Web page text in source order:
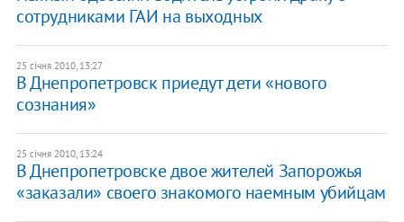
сотрудниками ГАИ на выходных
25 січня 2010, 13:27
В Днепропетровск приедут дети «нового
сознания»
25 січня 2010, 13:24
В Днепропетровске двое жителей Запорожья
«заказали» своего знакомого наемным убийцам